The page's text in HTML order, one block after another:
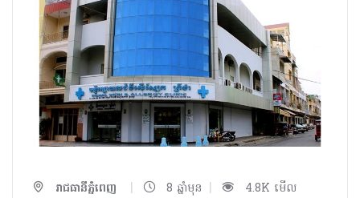
រាជធានីភ្នំពេញ | 8 ឆ្នាំមុន | 4.8K មើល